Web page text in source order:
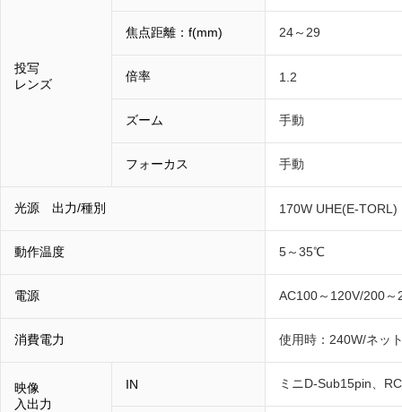
投写
レンズ
焦点距離：f(mm) 24～29
倍率 1.2
ズーム 手動
フォーカス 手動
光源 出力/種別 170W UHE(E-TORL)
動作温度 5～35℃
電源 AC100～120V/200
消費電力 使用時：240W/ネッ
映像
入出力
IN ミニD-Sub15pin、